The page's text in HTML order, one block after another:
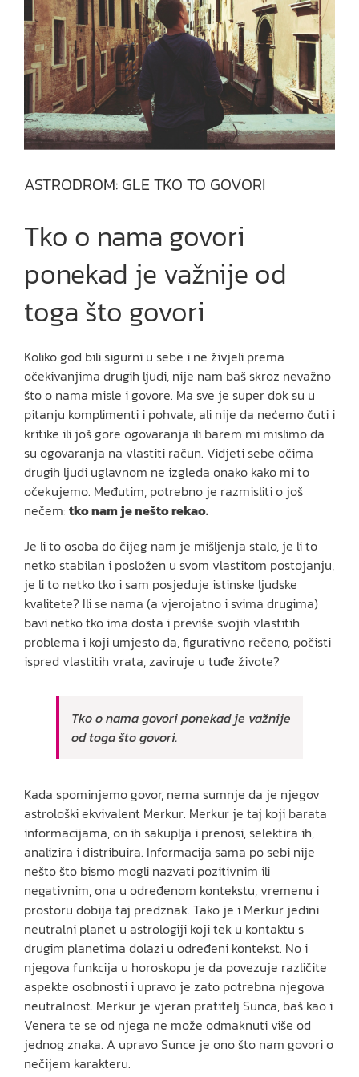
ASTRODROM: GLE TKO TO GOVORI
Tko o nama govori
ponekad je važnije od
toga što govori
Koliko god bili sigurni u sebe i ne živjeli prema
očekivanjima drugih ljudi, nije nam baš skroz nevažno
što o nama misle i govore. Ma sve je super dok su u
pitanju komplimenti i pohvale, ali nije da nećemo čuti i
kritike ili još gore ogovaranja ili barem mi mislimo da
su ogovaranja na vlastiti račun. Vidjeti sebe očima
drugih ljudi uglavnom ne izgleda onako kako mi to
očekujemo. Međutim, potrebno je razmisliti o još
nečem: tko nam je nešto rekao.
Je li to osoba do čijeg nam je mišljenja stalo, je li to
netko stabilan i posložen u svom vlastitom postojanju,
je li to netko tko i sam posjeduje istinske ljudske
kvalitete? Ili se nama (a vjerojatno i svima drugima)
bavi netko tko ima dosta i previše svojih vlastitih
problema i koji umjesto da, figurativno rečeno, počisti
ispred vlastitih vrata, zaviruje u tuđe živote?
Tko o nama govori ponekad je važnije
od toga što govori.
Kada spominjemo govor, nema sumnje da je njegov
astrološki ekvivalent Merkur. Merkur je taj koji barata
informacijama, on ih sakuplja i prenosi, selektira ih,
analizira i distribuira. Informacija sama po sebi nije
nešto što bismo mogli nazvati pozitivnim ili
negativnim, ona u određenom kontekstu, vremenu i
prostoru dobija taj predznak. Tako je i Merkur jedini
neutralni planet u astrologiji koji tek u kontaktu s
drugim planetima dolazi u određeni kontekst. No i
njegova funkcija u horoskopu je da povezuje različite
aspekte osobnosti i upravo je zato potrebna njegova
neutralnost. Merkur je vjeran pratitelj Sunca, baš kao i
Venera te se od njega ne može odmaknuti više od
jednog znaka. A upravo Sunce je ono što nam govori o
nečijem karakteru.